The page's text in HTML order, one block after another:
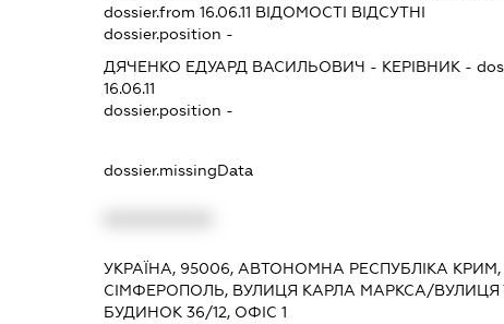
dossier.from 16.06.11 ВІДОМОСТІ ВІДСУТНІ
dossier.position -
ДЯЧЕНКО ЕДУАРД ВАСИЛЬОВИЧ - КЕРІВНИК -
16.06.11
dossier.position -
dossier.missingData
УКРАЇНА, 95006, АВТОНОМНА РЕСПУБЛІКА КРИМ,
СІМФЕРОПОЛЬ, ВУЛИЦЯ КАРЛА МАРКСА/ВУЛИЦЯ
БУДИНОК 36/12, ОФІС 1